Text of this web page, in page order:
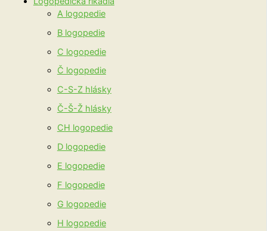
A logopedie
B logopedie
C logopedie
Č logopedie
C-S-Z hlásky
Č-Š-Ž hlásky
CH logopedie
D logopedie
E logopedie
F logopedie
G logopedie
H logopedie